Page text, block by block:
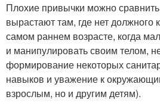
Плохие привычки можно
вырастают там, где нет должного
самом раннем возрасте, когда
и манипулировать своим телом,
формирование некоторых
навыков и уважение к
взрослым, но и другим детям).